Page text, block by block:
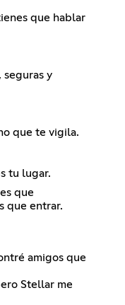
que hablar
seguras y
que te vigila.
tu lugar.
que
que entrar.
amigos que
Stellar me